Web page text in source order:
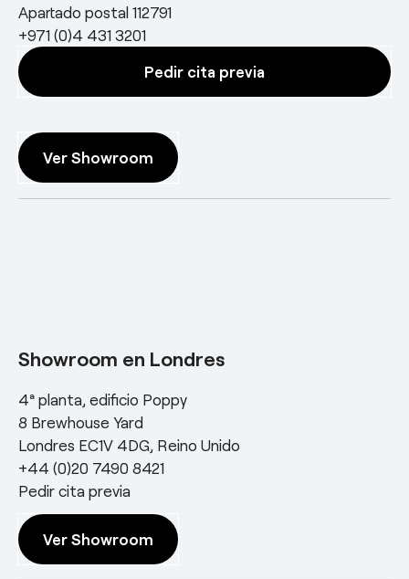
Apartado postal 112791
+971 (0)4 431 3201
Pedir cita previa
Ver Showroom
Showroom en Londres
4ª planta, edificio Poppy
8 Brewhouse Yard
Londres EC1V 4DG, Reino Unido
+44 (0)20 7490 8421
Pedir cita previa
Ver Showroom